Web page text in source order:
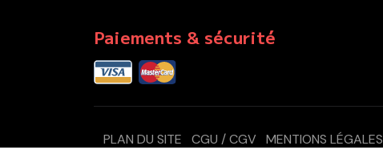
Paiements & sécurité
PLAN DU SITE CGU / CGV MENTIONS LÉGALES